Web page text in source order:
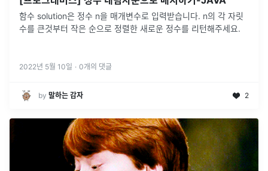
함수 solution은 정수 n을 매개변수로 입력받습니다. n의 각 자릿
수를 큰것부터 작은 순으로 정렬한 새로운 정수를 리턴해주세요.
2022년 5월 10일 · 0개의 댓글
by 말하는 감자 2